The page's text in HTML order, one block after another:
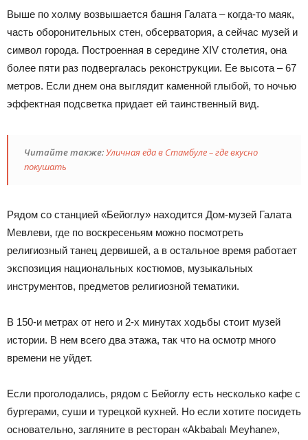
Выше по холму возвышается башня Галата – когда-то маяк,
часть оборонительных стен, обсерватория, а сейчас музей и
символ города. Построенная в середине XIV столетия, она
более пяти раз подвергалась реконструкции. Ее высота – 67
метров. Если днем она выглядит каменной глыбой, то ночью
эффектная подсветка придает ей таинственный вид.
Читайте также:Уличная еда в Стамбуле – где вкусно
покушать
Рядом со станцией «Бейоглу» находится Дом-музей Галата
Мевлеви, где по воскресеньям можно посмотреть
религиозный танец дервишей, а в остальное время работает
экспозиция национальных костюмов, музыкальных
инструментов, предметов религиозной тематики.
В 150-и метрах от него и 2-х минутах ходьбы стоит музей
истории. В нем всего два этажа, так что на осмотр много
времени не уйдет.
Если проголодались, рядом с Бейоглу есть несколько кафе с
бургерами, суши и турецкой кухней. Но если хотите посидеть
основательно, загляните в ресторан «Akbabalı Meyhane»,